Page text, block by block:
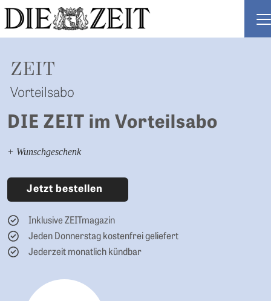
ZEIT
Vorteilsabo
DIE ZEIT im Vorteilsabo
+ Wunschgeschenk
Jetzt bestellen
Inklusive ZEITmagazin
Jeden Donnerstag kostenfrei geliefert
Jederzeit monatlich kündbar